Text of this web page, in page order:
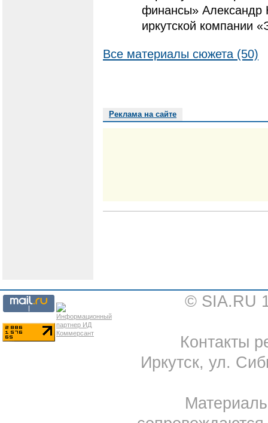
финансы» Александр
иркутской компании
Все материалы сюжета (50)
Реклама на сайте
© SIA.RU
Контакты
Иркутск, ул.